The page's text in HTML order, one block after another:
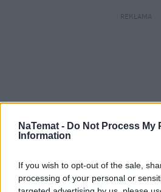
NaTemat - Do Not Process My
Information
If you wish to opt-out of the sale,
processing of your personal or
REKLAMA